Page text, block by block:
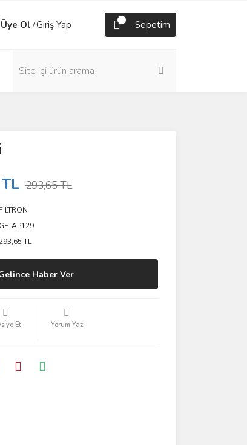
Üye Ol /Giriş Yap Sepetim
293,65 TL
FILTRON
GE-AP129
TL
Haber Ver
Et Yorum Yaz